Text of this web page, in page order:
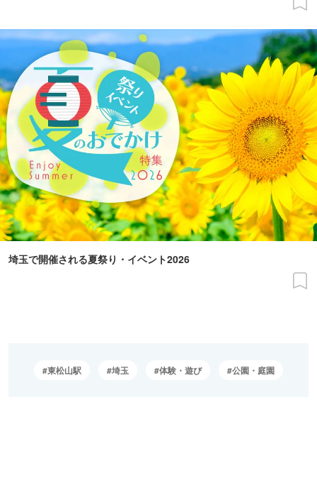
埼玉で開催される夏祭り・イベント2026
東松山駅 埼玉 体験・遊び 公園・庭園